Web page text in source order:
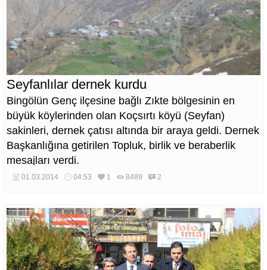
Seyfanlılar dernek kurdu
Bingölün Genç ilçesine bağlı Zıkte bölgesinin en
büyük köylerinden olan Koçsırtı köyü (Seyfan)
sakinleri, dernek çatısı altında bir araya geldi. Dernek
Başkanlığına getirilen Topluk, birlik ve beraberlik
mesajları verdi.
01.03.2014 04:53 1 8489 2